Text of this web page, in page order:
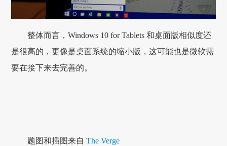
整体而言，Windows 10 for Tablets 和桌面版相似度还
是很高的，更像是桌面系统的缩小版，这可能也是微软需
要在接下来去完善的。
题图和插图来自The Verge